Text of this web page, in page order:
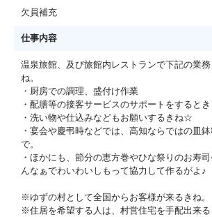
欠員補充
仕事内容
温泉旅館、及び旅館内レストランで下記の業
ね。
・厨房での調理、盛付け作業
・配膳等の接客サービスのサポートをするとき
・洗い物や仕込みなどもお願いするきね☆
・宴会や慶弔時などでは、高知ならではの皿
で。
・ほかにも、節分の恵方巻やひな祭りのお寿
んなぁでわいわいしもって協力して作るがよ♪
※ゆずの村として全国からお客様が来るきね。
※住居を希望する人は、村営住宅を手配出来